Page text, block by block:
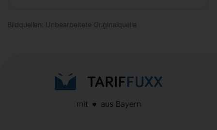
Bildquellen: Unbearbeitete Originalquelle
mit aus Bayern